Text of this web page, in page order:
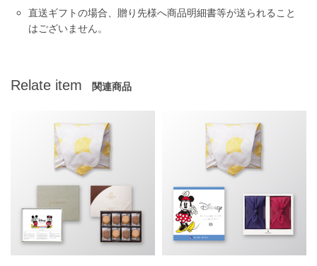
直送ギフトの場合、贈り先様へ商品明細書等が送られること
はございません。
Relate item 関連商品